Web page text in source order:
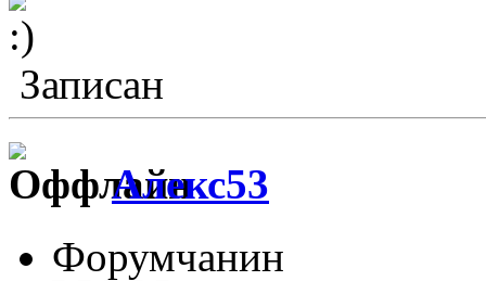
Записан
Алекс53
Форумчанин